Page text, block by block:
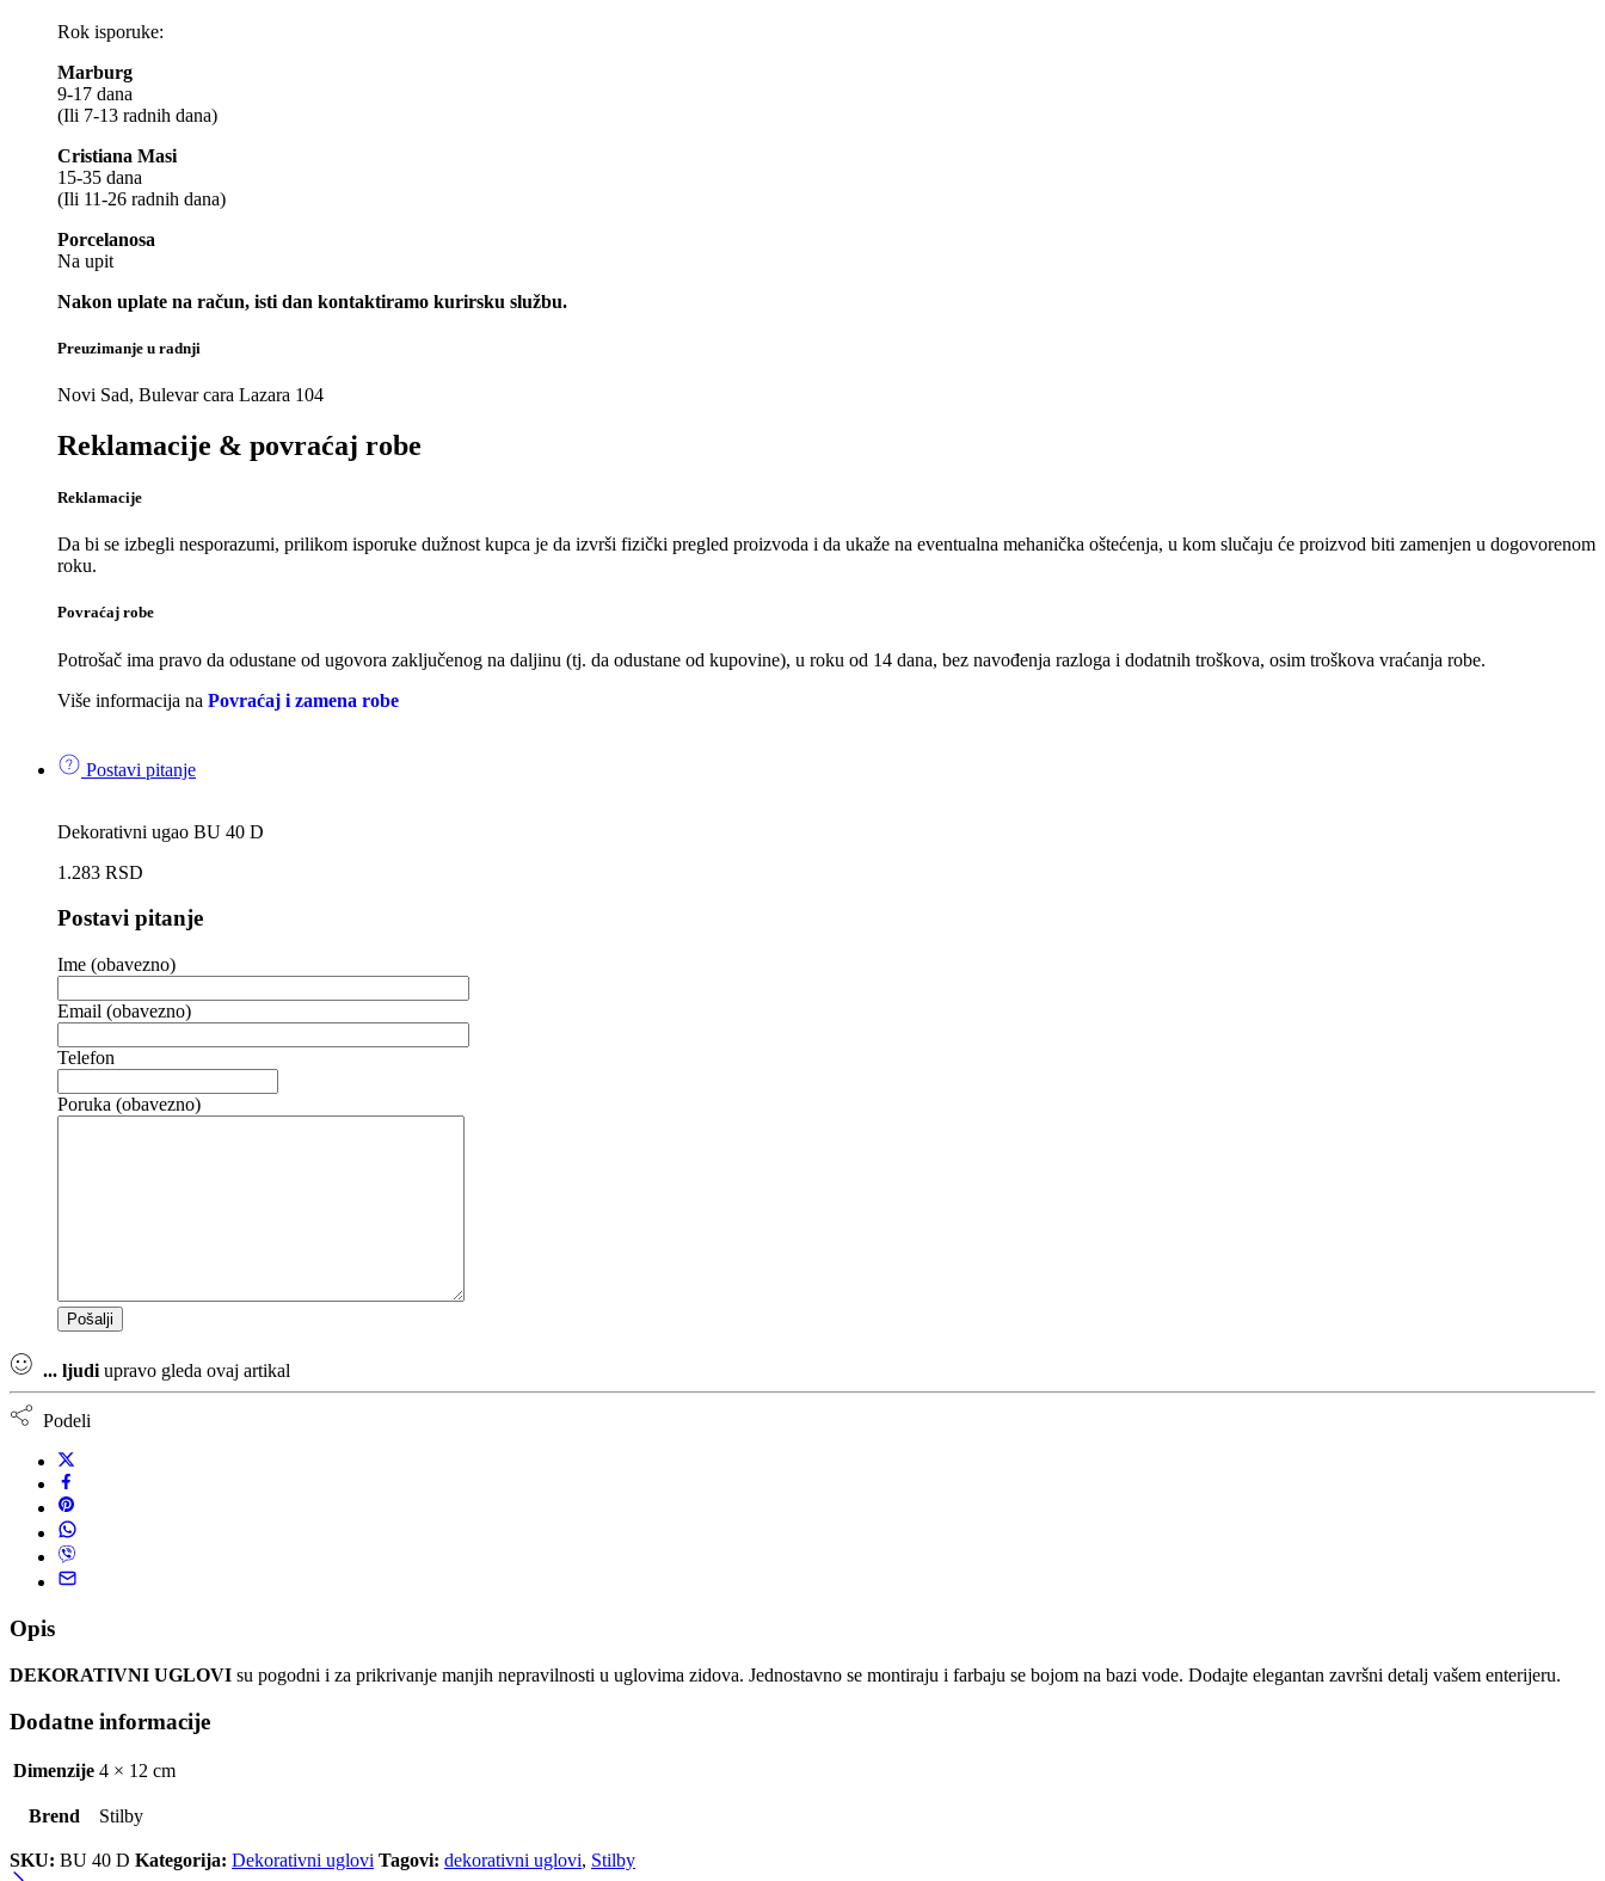
Rok isporuke:
Marburg
9-17 dana
(Ili 7-13 radnih dana)
Cristiana Masi
15-35 dana
(Ili 11-26 radnih dana)
Porcelanosa
Na upit
Nakon uplate na račun, isti dan kontaktiramo kurirsku službu.
Preuzimanje u radnji
Novi Sad, Bulevar cara Lazara 104
Reklamacije & povraćaj robe
Reklamacije
Da bi se izbegli nesporazumi, prilikom isporuke dužnost kupca je da izvrši fizički pregled proizvoda i da ukaže na eventualna mehanička oštećenja, u kom slučaju će proizvod biti zamenjen u dogovorenom
roku.
Povraćaj robe
Potrošač ima pravo da odustane od ugovora zaključenog na daljinu (tj. da odustane od kupovine), u roku od 14 dana, bez navođenja razloga i dodatnih troškova, osim troškova vraćanja robe.
Više informacija na Povraćaj i zamena robe
Postavi pitanje
Dekorativni ugao BU 40 D
1.283 RSD
Postavi pitanje
Ime (obavezno)
Email (obavezno)
Telefon
Poruka (obavezno)
... ljudi upravo gleda ovaj artikal
Podeli
Opis
DEKORATIVNI UGLOVI su pogodni i za prikrivanje manjih nepravilnosti u uglovima zidova. Jednostavno se montiraju i farbaju se bojom na bazi vode. Dodajte elegantan završni detalj vašem enterijeru.
Dodatne informacije
Dimenzije 4 × 12 cm
Brend Stilby
SKU: BU 40 D Kategorija: Dekorativni uglovi Tagovi: dekorativni uglovi, Stilby